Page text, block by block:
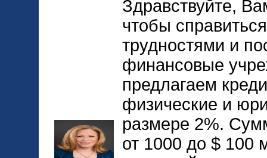
Здравствуйте,
чтобы
трудностями и
финансовые
предлагаем
физические и
размере 2%.
от 1000 до $ 100